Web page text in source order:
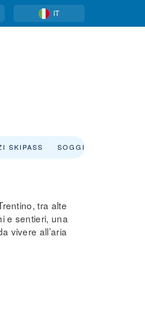
IT
SKIPASS SOGGIORNO
tra alte
e sentieri, una
vivere all’aria